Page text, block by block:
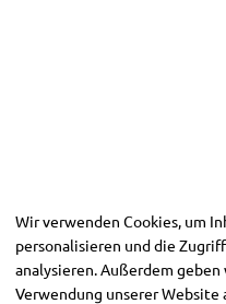
Wir verwenden Cookies, um
personalisieren und die
analysieren. Außerdem
Verwendung unserer Website